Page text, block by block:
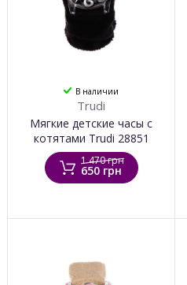
В наличии
Trudi
Мягкие детские часы с
котятами Trudi 28851
1 470 грн
650 грн